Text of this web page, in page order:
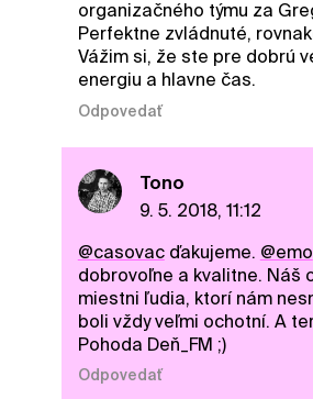
organizačného týmu za
Perfektne zvládnuté,
Vážim si, že ste pre dobrú
energiu a hlavne čas.
Odpovedať
Tono
9. 5. 2018, 11:12
@casovacďakujeme. @emo
dobrovoľne a kvalitne. Náš
miestni ľudia, ktorí nám
boli vždy veľmi ochotní. A
Pohoda Deň_FM ;)
Odpovedať